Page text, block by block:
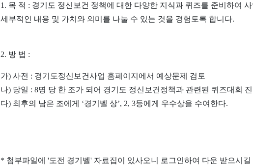
1. 목 적 : 경기도 정신보건 정책에 대한 다양한 지식과 퀴즈를 준비하여
세부적인 내용 및 가치와 의미를 나눌 수 있는 것을 경험토록 합니다.
2. 방 법 :
가) 사전 : 경기도정신보건사업 홈페이지에서 예상문제 검토
나) 당일 : 8명 당 한 조가 되어 경기도 정신보건정책과 관련된 퀴즈대회
다) 최후의 남은 조에게 ‘경기벨 상’, 2, 3등에게 우수상을 수여한다.
* 첨부파일에 '도전 경기벨' 자료집이 있사오니 로그인하여 다운 받으시길